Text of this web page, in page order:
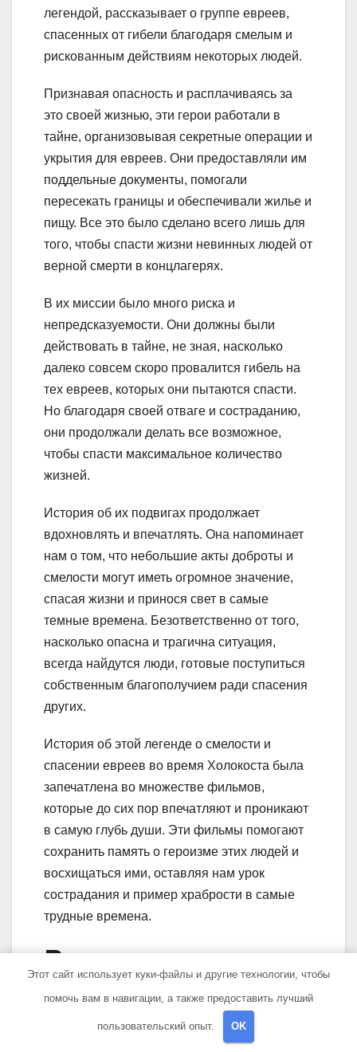
легендой, рассказывает о группе евреев,
спасенных от гибели благодаря смелым и
рискованным действиям некоторых людей.
Признавая опасность и расплачиваясь за
это своей жизнью, эти герои работали в
тайне, организовывая секретные операции и
укрытия для евреев. Они предоставляли им
поддельные документы, помогали
пересекать границы и обеспечивали жилье и
пищу. Все это было сделано всего лишь для
того, чтобы спасти жизни невинных людей от
верной смерти в концлагерях.
В их миссии было много риска и
непредсказуемости. Они должны были
действовать в тайне, не зная, насколько
далеко совсем скоро провалится гибель на
тех евреев, которых они пытаются спасти.
Но благодаря своей отваге и состраданию,
они продолжали делать все возможное,
чтобы спасти максимальное количество
жизней.
История об их подвигах продолжает
вдохновлять и впечатлять. Она напоминает
нам о том, что небольшие акты доброты и
смелости могут иметь огромное значение,
спасая жизни и принося свет в самые
темные времена. Безответственно от того,
насколько опасна и трагична ситуация,
всегда найдутся люди, готовые поступиться
собственным благополучием ради спасения
других.
История об этой легенде о смелости и
спасении евреев во время Холокоста была
запечатлена во множестве фильмов,
которые до сих пор впечатляют и проникают
в самую глубь души. Эти фильмы помогают
сохранить память о героизме этих людей и
восхищаться ими, оставляя нам урок
сострадания и пример храбрости в самые
трудные времена.
Вопрос-ответ:
Какие фильмы о
биографиях стоит
Этот сайт использует куки-файлы и другие технологии, чтобы
помочь вам в навигации, а также предоставить лучший
пользовательский опыт. OK